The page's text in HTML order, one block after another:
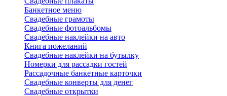
Банкетное меню
Свадебные грамоты
Свадебные фотоальбомы
Свадебные наклейки на авто
Книга пожеланий
Свадебные наклейки на бутылку
Номерки для рассадки гостей
Рассадочные банкетные карточки
Свадебные конверты для денег
Свадебные открытки